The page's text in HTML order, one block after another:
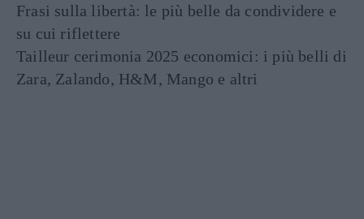
Frasi sulla libertà: le più belle da condividere e
su cui riflettere
Tailleur cerimonia 2025 economici: i più belli di
Zara, Zalando, H&M, Mango e altri